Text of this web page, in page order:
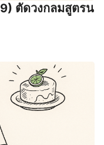
ตัดวงกลมสูตรน